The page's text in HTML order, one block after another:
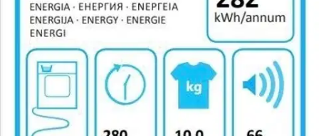
Hoover
Kuivausrumpu Hoover H-Dry
500 Pro 10kg
616,55 €